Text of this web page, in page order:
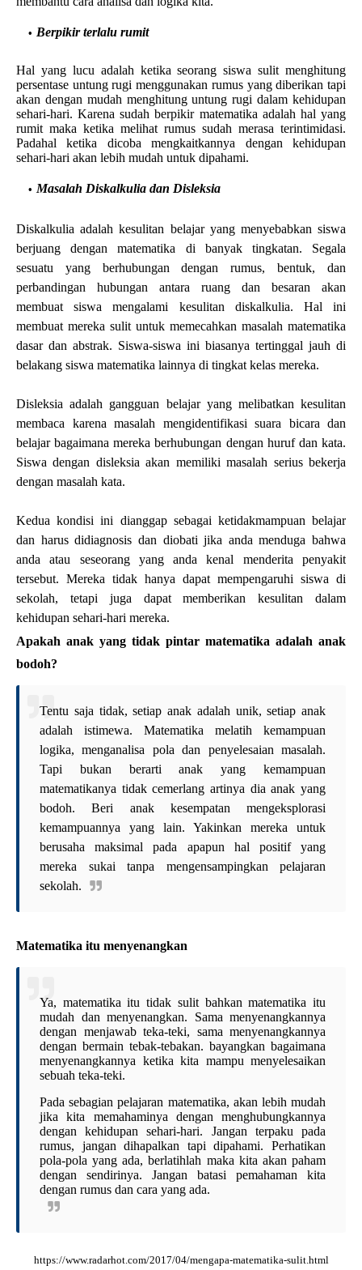
Berpikir terlalu rumit
Hal yang lucu adalah ketika seorang siswa sulit menghitung
persentase untung rugi menggunakan rumus yang diberikan tapi
akan dengan mudah menghitung untung rugi dalam kehidupan
sehari-hari. Karena sudah berpikir matematika adalah hal yang
rumit maka ketika melihat rumus sudah merasa terintimidasi.
Padahal ketika dicoba mengkaitkannya dengan kehidupan
sehari-hari akan lebih mudah untuk dipahami.
Masalah Diskalkulia dan Disleksia
Diskalkulia adalah kesulitan belajar yang menyebabkan siswa
berjuang dengan matematika di banyak tingkatan. Segala
sesuatu yang berhubungan dengan rumus, bentuk, dan
perbandingan hubungan antara ruang dan besaran akan
membuat siswa mengalami kesulitan diskalkulia. Hal ini
membuat mereka sulit untuk memecahkan masalah matematika
dasar dan abstrak. Siswa-siswa ini biasanya tertinggal jauh di
belakang siswa matematika lainnya di tingkat kelas mereka.
Disleksia adalah gangguan belajar yang melibatkan kesulitan
membaca karena masalah mengidentifikasi suara bicara dan
belajar bagaimana mereka berhubungan dengan huruf dan kata.
Siswa dengan disleksia akan memiliki masalah serius bekerja
dengan masalah kata.
Kedua kondisi ini dianggap sebagai ketidakmampuan belajar
dan harus didiagnosis dan diobati jika anda menduga bahwa
anda atau seseorang yang anda kenal menderita penyakit
tersebut. Mereka tidak hanya dapat mempengaruhi siswa di
sekolah, tetapi juga dapat memberikan kesulitan dalam
kehidupan sehari-hari mereka.
Apakah anak yang tidak pintar matematika adalah anak
bodoh?
Tentu saja tidak, setiap anak adalah unik, setiap anak
adalah istimewa. Matematika melatih kemampuan
logika, menganalisa pola dan penyelesaian masalah.
Tapi bukan berarti anak yang kemampuan
matematikanya tidak cemerlang artinya dia anak yang
bodoh. Beri anak kesempatan mengeksplorasi
kemampuannya yang lain. Yakinkan mereka untuk
berusaha maksimal pada apapun hal positif yang
mereka sukai tanpa mengensampingkan pelajaran
sekolah.
Matematika itu menyenangkan
Ya, matematika itu tidak sulit bahkan matematika itu
mudah dan menyenangkan. Sama menyenangkannya
dengan menjawab teka-teki, sama menyenangkannya
dengan bermain tebak-tebakan. bayangkan bagaimana
menyenangkannya ketika kita mampu menyelesaikan
sebuah teka-teki.
Pada sebagian pelajaran matematika, akan lebih mudah
jika kita memahaminya dengan menghubungkannya
dengan kehidupan sehari-hari. Jangan terpaku pada
rumus, jangan dihapalkan tapi dipahami. Perhatikan
pola-pola yang ada, berlatihlah maka kita akan paham
dengan sendirinya. Jangan batasi pemahaman kita
dengan rumus dan cara yang ada.
https://www.radarhot.com/2017/04/mengapa-matematika-sulit.html